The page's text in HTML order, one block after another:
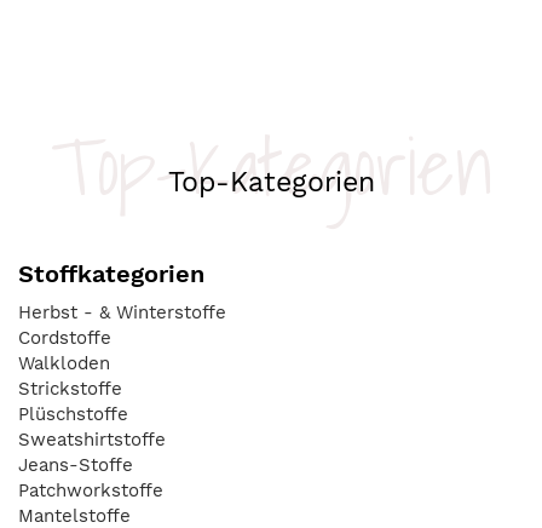
Top-Kategorien
Top-Kategorien
Stoffkategorien
Herbst - & Winterstoffe
Cordstoffe
Walkloden
Strickstoffe
Plüschstoffe
Sweatshirtstoffe
Jeans-Stoffe
Patchworkstoffe
Mantelstoffe